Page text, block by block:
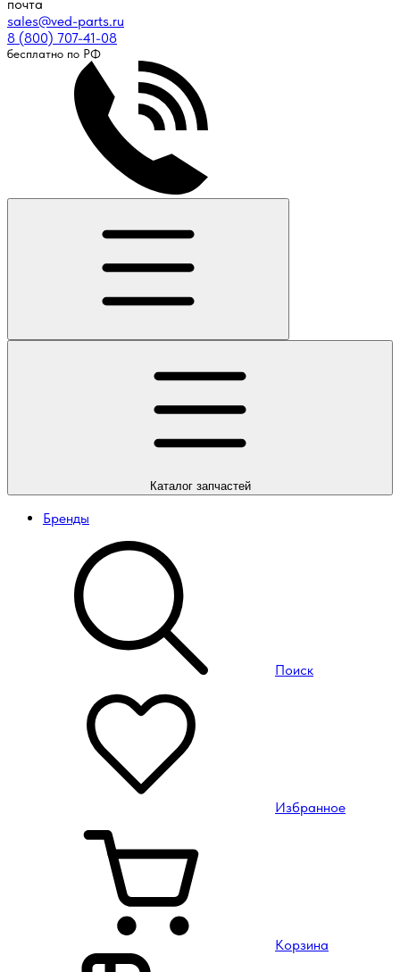
почта
sales@ved-parts.ru
8 (800) 707-41-08
бесплатно по РФ
Каталогзапчастей
Бренды
Поиск
Избранное
Корзина